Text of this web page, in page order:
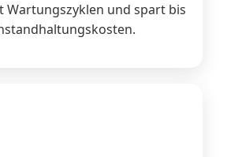
Wartungszyklen und spart bis